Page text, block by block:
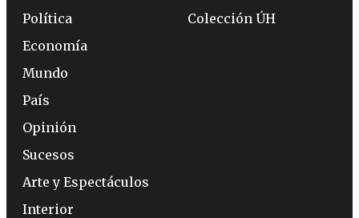
Política
Economía
Mundo
País
Opinión
Sucesos
Arte y Espectáculos
Interior
Colección ÚH